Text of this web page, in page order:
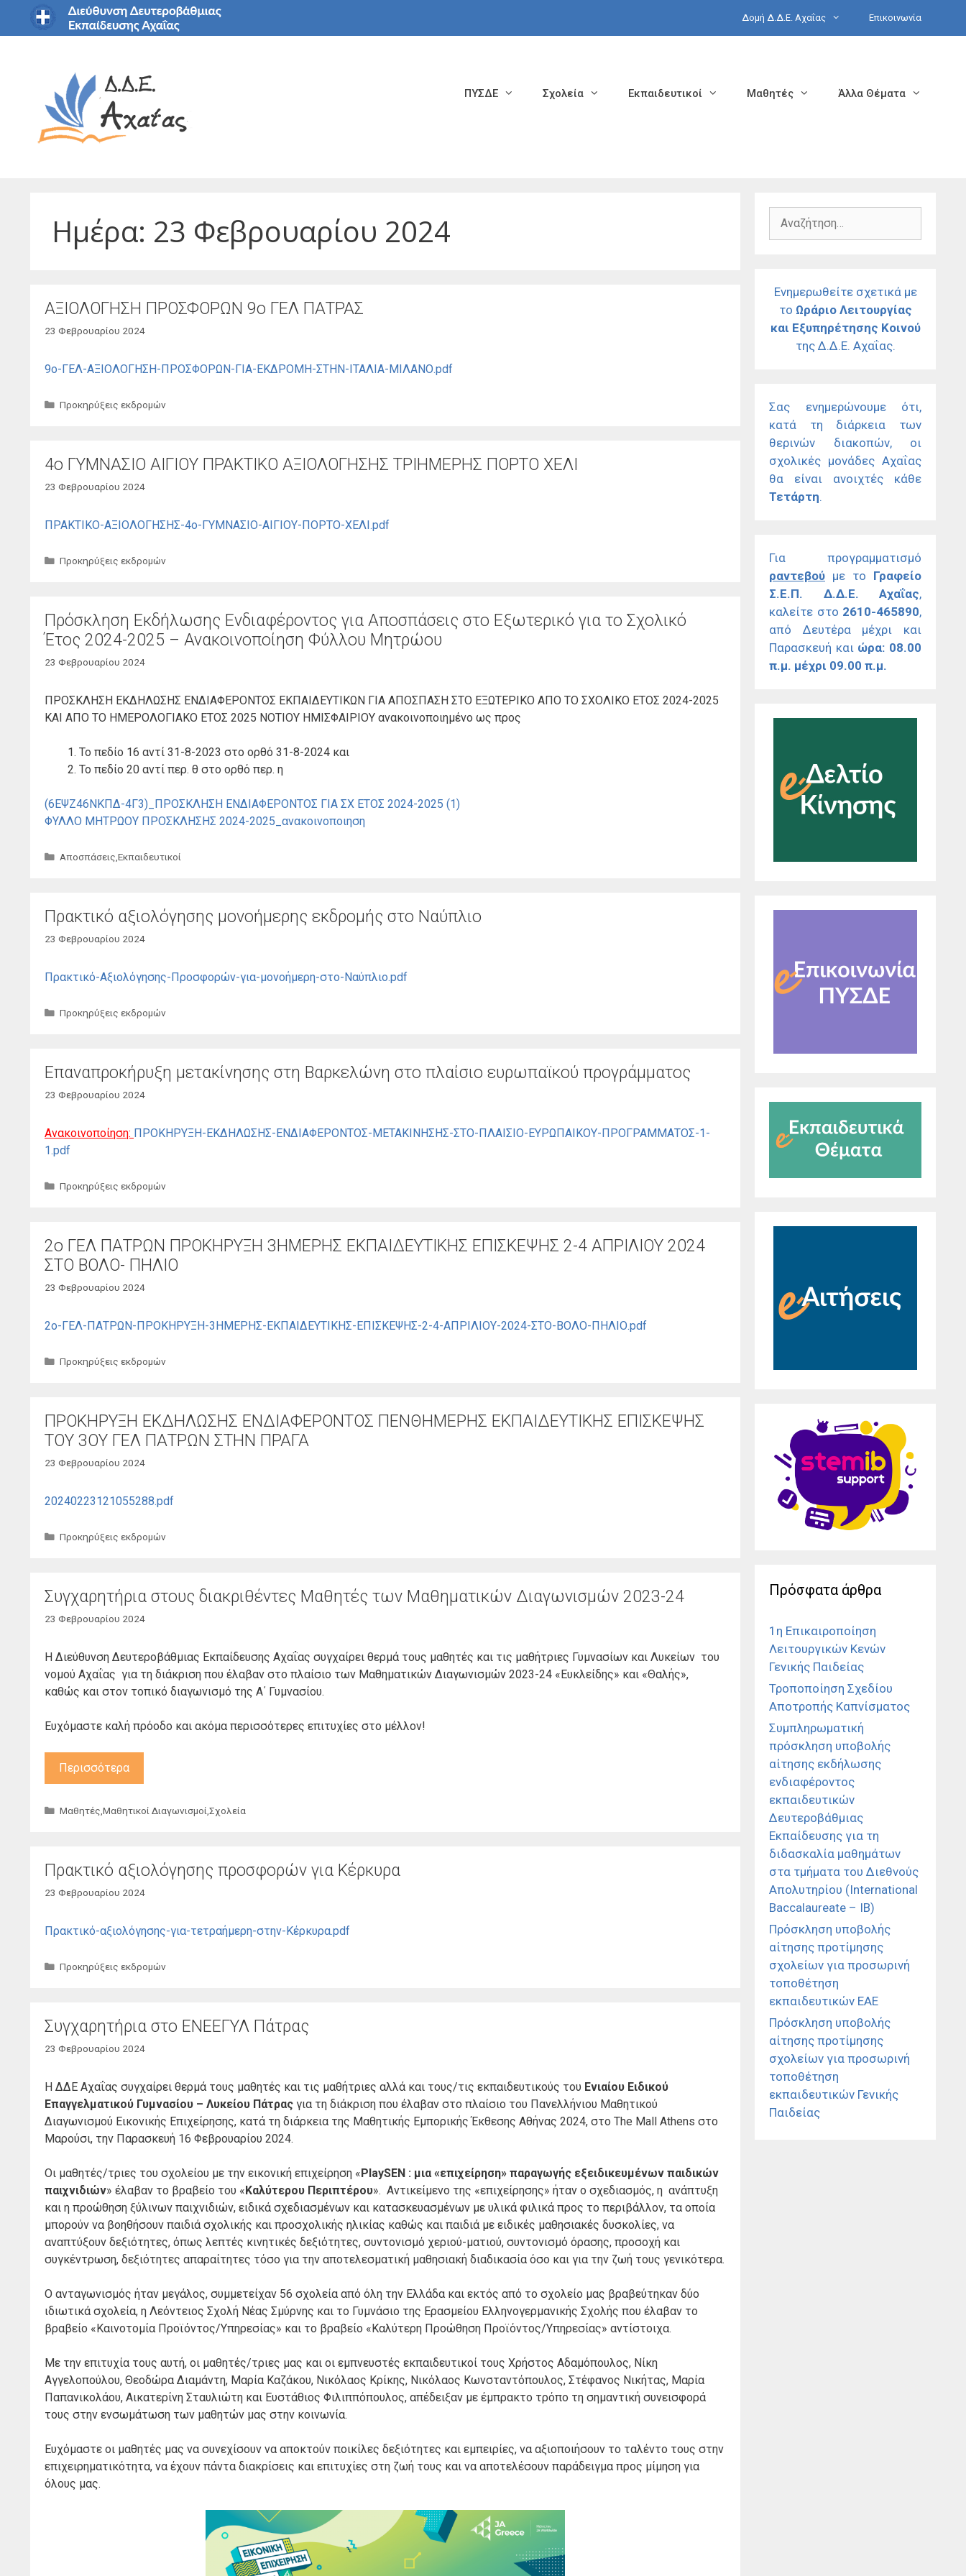
Μετάβαση
Δομή Δ.Δ.Ε. Αχαΐας Επικοινωνία
ΠΥΣΔΕ Σχολεία Εκπαιδευτικοί Μαθητές Άλλα Θέματα
Ημέρα: 23 Φεβρουαρίου 2024
ΑΞΙΟΛΟΓΗΣΗ ΠΡΟΣΦΟΡΩΝ 9ο ΓΕΛ ΠΑΤΡΑΣ
23 Φεβρουαρίου 2024
9ο-ΓΕΛ-ΑΞΙΟΛΟΓΗΣΗ-ΠΡΟΣΦΟΡΩΝ-ΓΙΑ-ΕΚΔΡΟΜΗ-ΣΤΗΝ-ΙΤΑΛΙΑ-ΜΙΛΑΝΟ.pdf
Κατηγορίες
Προκηρύξεις εκδρομών
4ο ΓΥΜΝΑΣΙΟ ΑΙΓΙΟΥ ΠΡΑΚΤΙΚΟ ΑΞΙΟΛΟΓΗΣΗΣ ΤΡΙΗΜΕΡΗΣ ΠΟΡΤΟ ΧΕΛΙ
23 Φεβρουαρίου 2024
ΠΡΑΚΤΙΚΟ-ΑΞΙΟΛΟΓΗΣΗΣ-4ο-ΓΥΜΝΑΣΙΟ-ΑΙΓΙΟΥ-ΠΟΡΤΟ-ΧΕΛΙ.pdf
Κατηγορίες
Προκηρύξεις εκδρομών
Πρόσκληση Εκδήλωσης Ενδιαφέροντος για Αποσπάσεις στο Εξωτερικό για το Σχολικό
Έτος 2024-2025 – Ανακοινοποίηση Φύλλου Μητρώου
23 Φεβρουαρίου 2024
ΠΡΟΣΚΛΗΣΗ ΕΚΔΗΛΩΣΗΣ ΕΝΔΙΑΦΕΡΟΝΤΟΣ ΕΚΠΑΙΔΕΥΤΙΚΩΝ ΓΙΑ ΑΠΟΣΠΑΣΗ ΣΤΟ ΕΞΩΤΕΡΙΚΟ ΑΠΟ ΤΟ ΣΧΟΛΙΚΟ ΕΤΟΣ 2024-2025
ΚΑΙ ΑΠΟ ΤΟ ΗΜΕΡΟΛΟΓΙΑΚΟ ΕΤΟΣ 2025 ΝΟΤΙΟΥ ΗΜΙΣΦΑΙΡΙΟΥ ανακοινοποιημένο ως προς
Το πεδίο 16 αντί 31-8-2023 στο ορθό 31-8-2024 και
Το πεδίο 20 αντί περ. θ στο ορθό περ. η
(6ΕΨΖ46ΝΚΠΔ-4Γ3)_ΠΡΟΣΚΛΗΣΗ ΕΝΔΙΑΦΕΡΟΝΤΟΣ ΓΙΑ ΣΧ ΕΤΟΣ 2024-2025 (1)
ΦΥΛΛΟ ΜΗΤΡΩΟΥ ΠΡΟΣΚΛΗΣΗΣ 2024-2025_ανακοινοποιηση
Κατηγορίες
Αποσπάσεις,Εκπαιδευτικοί
Πρακτικό αξιολόγησης μονοήμερης εκδρομής στο Ναύπλιο
23 Φεβρουαρίου 2024
Πρακτικό-Αξιολόγησης-Προσφορών-για-μονοήμερη-στο-Ναύπλιο.pdf
Κατηγορίες
Προκηρύξεις εκδρομών
Επαναπροκήρυξη μετακίνησης στη Βαρκελώνη στο πλαίσιο ευρωπαϊκού προγράμματος
23 Φεβρουαρίου 2024
Ανακοινοποίηση: ΠΡΟΚΗΡΥΞΗ-ΕΚΔΗΛΩΣΗΣ-ΕΝΔΙΑΦΕΡΟΝΤΟΣ-ΜΕΤΑΚΙΝΗΣΗΣ-ΣΤΟ-ΠΛΑΙΣΙΟ-ΕΥΡΩΠΑΙΚΟΥ-ΠΡΟΓΡΑΜΜΑΤΟΣ-1-
1.pdf
Κατηγορίες
Προκηρύξεις εκδρομών
2ο ΓΕΛ ΠΑΤΡΩΝ ΠΡΟΚΗΡΥΞΗ 3ΗΜΕΡΗΣ ΕΚΠΑΙΔΕΥΤΙΚΗΣ ΕΠΙΣΚΕΨΗΣ 2-4 ΑΠΡΙΛΙΟΥ 2024
ΣΤΟ ΒΟΛΟ- ΠΗΛΙΟ
23 Φεβρουαρίου 2024
2ο-ΓΕΛ-ΠΑΤΡΩΝ-ΠΡΟΚΗΡΥΞΗ-3ΗΜΕΡΗΣ-ΕΚΠΑΙΔΕΥΤΙΚΗΣ-ΕΠΙΣΚΕΨΗΣ-2-4-ΑΠΡΙΛΙΟΥ-2024-ΣΤΟ-ΒΟΛΟ-ΠΗΛΙΟ.pdf
Κατηγορίες
Προκηρύξεις εκδρομών
ΠΡΟΚΗΡΥΞΗ ΕΚΔΗΛΩΣΗΣ ΕΝΔΙΑΦΕΡΟΝΤΟΣ ΠΕΝΘΗΜΕΡΗΣ ΕΚΠΑΙΔΕΥΤΙΚΗΣ ΕΠΙΣΚΕΨΗΣ
ΤΟΥ 3ΟΥ ΓΕΛ ΠΑΤΡΩΝ ΣΤΗΝ ΠΡΑΓΑ
23 Φεβρουαρίου 2024
20240223121055288.pdf
Κατηγορίες
Προκηρύξεις εκδρομών
Συγχαρητήρια στους διακριθέντες Μαθητές των Μαθηματικών Διαγωνισμών 2023-24
23 Φεβρουαρίου 2024
Η Διεύθυνση Δευτεροβάθμιας Εκπαίδευσης Αχαΐας συγχαίρει θερμά τους μαθητές και τις μαθήτριες Γυμνασίων και Λυκείων του
νομού Αχαΐας για τη διάκριση που έλαβαν στο πλαίσιο των Μαθηματικών Διαγωνισμών 2023-24 «Ευκλείδης» και «Θαλής»,
καθώς και στον τοπικό διαγωνισμό της Α΄ Γυμνασίου.
Ευχόμαστε καλή πρόοδο και ακόμα περισσότερες επιτυχίες στο μέλλον!
Περισσότερα
Κατηγορίες
Μαθητές ,Μαθητικοί Διαγωνισμοί ,Σχολεία
Πρακτικό αξιολόγησης προσφορών για Κέρκυρα
23 Φεβρουαρίου 2024
Πρακτικό-αξιολόγησης-για-τετραήμερη-στην-Κέρκυρα.pdf
Κατηγορίες
Προκηρύξεις εκδρομών
Συγχαρητήρια στο ΕΝΕΕΓΥΛ Πάτρας
23 Φεβρουαρίου 2024
Η ΔΔΕ Αχαΐας συγχαίρει θερμά τους μαθητές και τις μαθήτριες αλλά και τους/τις εκπαιδευτικούς του Ενιαίου Ειδικού
Επαγγελματικού Γυμνασίου – Λυκείου Πάτρας για τη διάκριση που έλαβαν στο πλαίσιο του Πανελλήνιου Μαθητικού
Διαγωνισμού Εικονικής Επιχείρησης, κατά τη διάρκεια της Μαθητικής Εμπορικής Έκθεσης Αθήνας 2024, στο The Mall Athens στο
Μαρούσι, την Παρασκευή 16 Φεβρουαρίου 2024.
Οι μαθητές/τριες του σχολείου με την εικονική επιχείρηση «PlaySEN : μια «επιχείρηση» παραγωγής εξειδικευμένων παιδικών
παιχνιδιών» έλαβαν το βραβείο του «Καλύτερου Περιπτέρου». Αντικείμενο της «επιχείρησης» ήταν ο σχεδιασμός, η ανάπτυξη
και η προώθηση ξύλινων παιχνιδιών, ειδικά σχεδιασμένων και κατασκευασμένων με υλικά φιλικά προς το περιβάλλον, τα οποία
μπορούν να βοηθήσουν παιδιά σχολικής και προσχολικής ηλικίας καθώς και παιδιά με ειδικές μαθησιακές δυσκολίες, να
αναπτύξουν δεξιότητες, όπως λεπτές κινητικές δεξιότητες, συντονισμό χεριού-ματιού, συντονισμό όρασης, προσοχή και
συγκέντρωση, δεξιότητες απαραίτητες τόσο για την αποτελεσματική μαθησιακή διαδικασία όσο και για την ζωή τους γενικότερα.
Ο ανταγωνισμός ήταν μεγάλος, συμμετείχαν 56 σχολεία από όλη την Ελλάδα και εκτός από το σχολείο μας βραβεύτηκαν δύο
ιδιωτικά σχολεία, η Λεόντειος Σχολή Νέας Σμύρνης και το Γυμνάσιο της Ερασμείου Ελληνογερμανικής Σχολής που έλαβαν το
βραβείο «Καινοτομία Προϊόντος/Υπηρεσίας» και το βραβείο «Καλύτερη Προώθηση Προϊόντος/Υπηρεσίας» αντίστοιχα.
Με την επιτυχία τους αυτή, οι μαθητές/τριες μας και οι εμπνευστές εκπαιδευτικοί τους Χρήστος Αδαμόπουλος, Νίκη
Αγγελοπούλου, Θεοδώρα Διαμάντη, Μαρία Καζάκου, Νικόλαος Κρίκης, Νικόλαος Κωνσταντόπουλος, Στέφανος Νικήτας, Μαρία
Παπανικολάου, Αικατερίνη Σταυλιώτη και Ευστάθιος Φιλιππόπουλος, απέδειξαν με έμπρακτο τρόπο τη σημαντική συνεισφορά
τους στην ενσωμάτωση των μαθητών μας στην κοινωνία.
Ευχόμαστε οι μαθητές μας να συνεχίσουν να αποκτούν ποικίλες δεξιότητες και εμπειρίες, να αξιοποιήσουν το ταλέντο τους στην
επιχειρηματικότητα, να έχουν πάντα διακρίσεις και επιτυχίες στη ζωή τους και να αποτελέσουν παράδειγμα προς μίμηση για
όλους μας.
Αναζήτηση
Ενημερωθείτε σχετικά με
το Ωράριο Λειτουργίας
και Εξυπηρέτησης Κοινού
της Δ.Δ.Ε. Αχαΐας.
Σας ενημερώνουμε ότι,
κατά τη διάρκεια των
θερινών διακοπών, οι
σχολικές μονάδες Αχαΐας
θα είναι ανοιχτές κάθε
Τετάρτη.
Για προγραμματισμό
ραντεβού με το Γραφείο
Σ.Ε.Π. Δ.Δ.Ε. Αχαΐας,
καλείτε στο 2610-465890,
από Δευτέρα μέχρι και
Παρασκευή και ώρα: 08.00
π.μ. μέχρι 09.00 π.μ.
Πρόσφατα άρθρα
1η Επικαιροποίηση
Λειτουργικών Κενών
Γενικής Παιδείας
Τροποποίηση Σχεδίου
Αποτροπής Καπνίσματος
Συμπληρωματική
πρόσκληση υποβολής
αίτησης εκδήλωσης
ενδιαφέροντος
εκπαιδευτικών
Δευτεροβάθμιας
Εκπαίδευσης για τη
διδασκαλία μαθημάτων
στα τμήματα του Διεθνούς
Απολυτηρίου (International
Baccalaureate – IB)
Πρόσκληση υποβολής
αίτησης προτίμησης
σχολείων για προσωρινή
τοποθέτηση
εκπαιδευτικών ΕΑΕ
Πρόσκληση υποβολής
αίτησης προτίμησης
σχολείων για προσωρινή
τοποθέτηση
εκπαιδευτικών Γενικής
Παιδείας